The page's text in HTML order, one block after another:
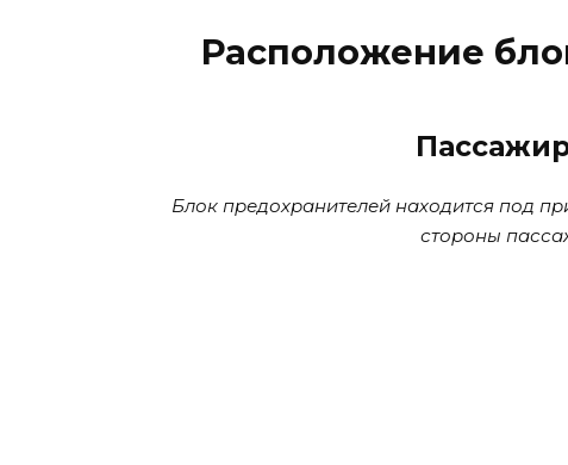
Расположение
Блок предохранителей находится под
стороны